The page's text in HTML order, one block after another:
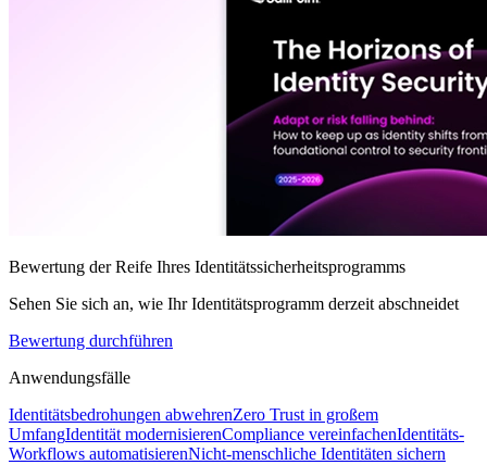
Bewertung der Reife Ihres Identitätssicherheitsprogramms
Sehen Sie sich an, wie Ihr Identitätsprogramm derzeit abschneidet
Bewertung durchführen
Anwendungsfälle
Identitätsbedrohungen abwehrenZero Trust in großem
UmfangIdentität modernisierenCompliance vereinfachenIdentitäts-
Workflows automatisierenNicht-menschliche Identitäten sichern